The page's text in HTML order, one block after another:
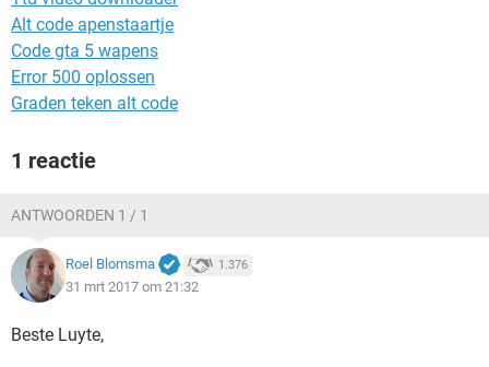
Alt code apenstaartje
Code gta 5 wapens
Error 500 oplossen
Graden teken alt code
1 reactie
ANTWOORDEN 1 / 1
Roel Blomsma 1.376
31 mrt 2017 om 21:32
Beste Luyte,